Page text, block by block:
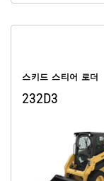
스키드 스티어 로더
232D3